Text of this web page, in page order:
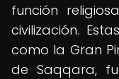
función
civilización.
como la Gran
de Saqqara,